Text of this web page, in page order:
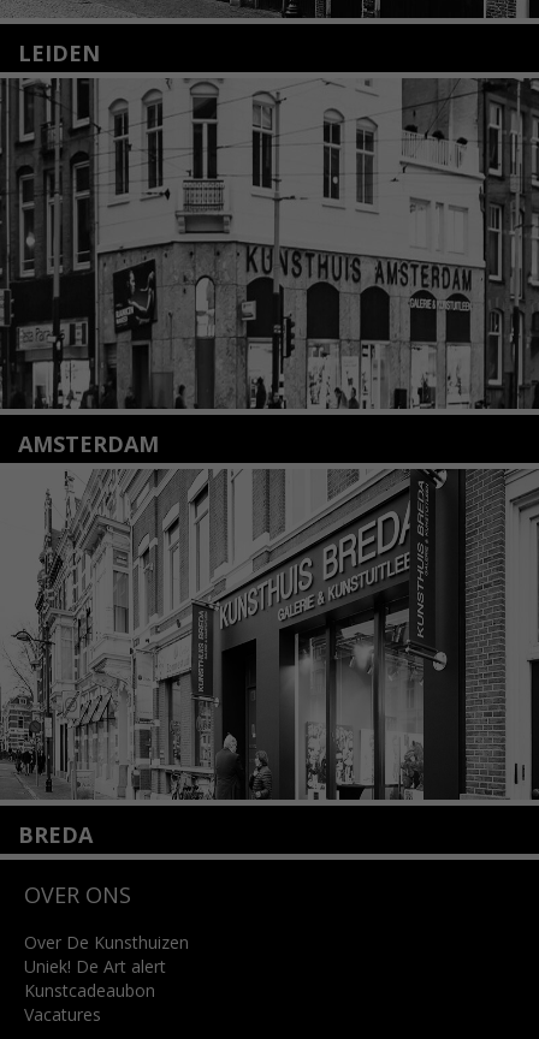
LEIDEN
Nieuwstraat 35
2312 KA Leiden
+31(0)71 – 52 84 480
info@kunsthuisleiden.nl
Lees meer
AMSTERDAM
Amstelveenseweg 135
1075 VX Amsterdam
+31 (0)20 2332546
info@kunsthuisamsterdam.nl
Lees meer
BREDA
4818 SB Breda
info@kunsthuisbreda.nl
Lees meer
OVER ONS
Over De Kunsthuizen
Uniek! De Art alert
Kunstcadeaubon
Vacatures